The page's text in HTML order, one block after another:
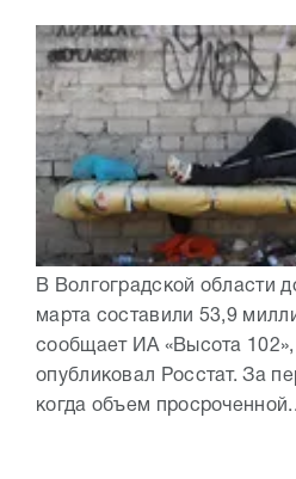
В Волгоградской области
марта составили 53,9
сообщает ИА «Высота
опубликовал Росстат. За
когда объем